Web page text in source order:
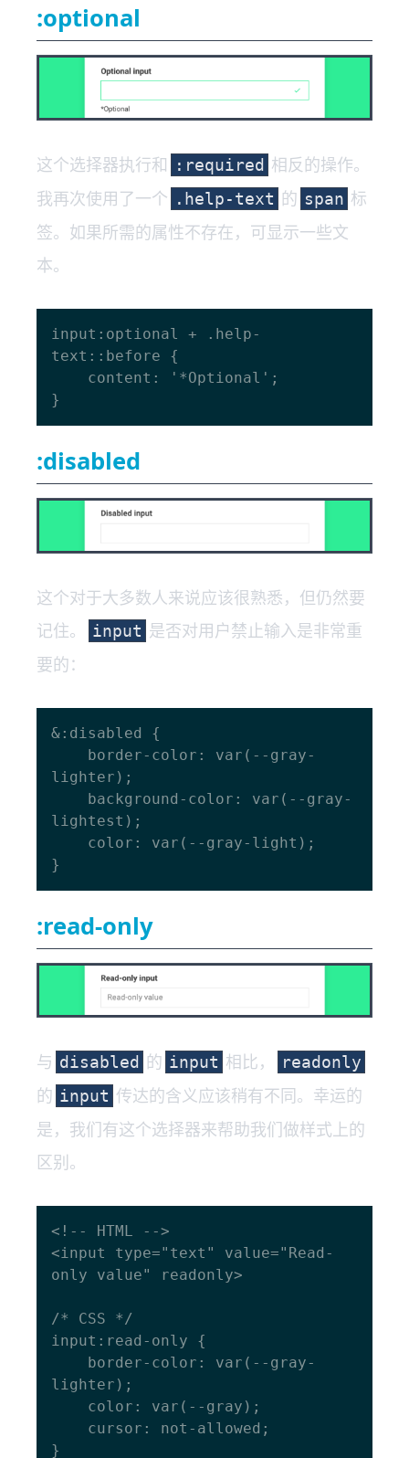
:optional
这个选择器执行和 :required 相反的操作。
我再次使用了一个 .help-text 的 span 标
签。如果所需的属性不存在，可显示一些文
本。
input:optional + .help-
text::before {
:disabled
这个对于大多数人来说应该很熟悉，但仍然要
记住。
input 是否对用户禁止输入是非常重
要的：
&:disabled {
lighter);
lightest);
:read-only
与 disabled 的 input 相比， readonly
的 input 传达的含义应该稍有不同。幸运的
是，我们有这个选择器来帮助我们做样式上的
区别。
<!-- HTML -->
<input type="text" value="Read-
only value" readonly>
/* CSS */
input:read-only {
lighter);